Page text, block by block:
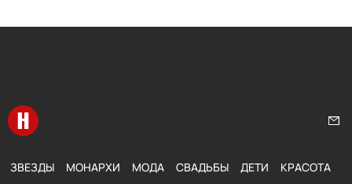
Перейти на главную
ЗВЕЗДЫ МОНАРХИ МОДА СВАДЬБЫ ДЕТИ КРАСОТА